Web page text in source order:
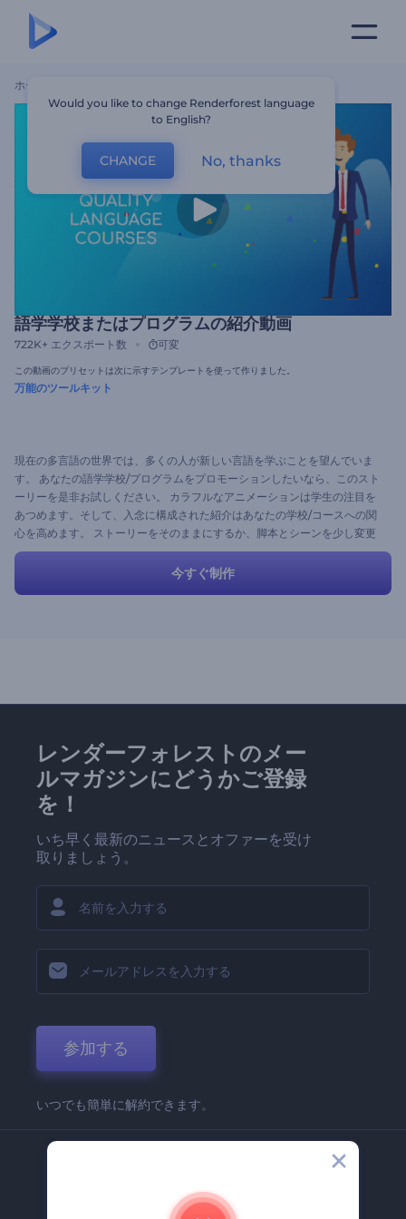
ホーム
語学学校またはプログラムの紹介動画
722K+ エクスポート数 可変
この動画のプリセットは次に示すテンプレートを使って作りました。
万能のツールキット
現在の多言語の世界では、多くの人が新しい言語を学ぶことを望んでいま
す。 あなたの語学学校/プログラムをプロモーションしたいなら、このスト
ーリーを是非お試しください。 カラフルなアニメーションは学生の注目を
あつめます。そして、入念に構成された紹介はあなたの学校/コースへの関
心を高めます。 ストーリーをそのままにするか、脚本とシーンを少し変更
すれば、魅力的なプロモーションビデオを手軽に作成できます。
今すぐ制作
レンダーフォレストのメー
ルマガジンにどうかご登録
を！
いち早く最新のニュースとオファーを受け
取りましょう。
参加する
いつでも簡単に解約できます。
Renderforest 企業情報
Would you like to change Renderforest language
to English?
CHANGE No, thanks